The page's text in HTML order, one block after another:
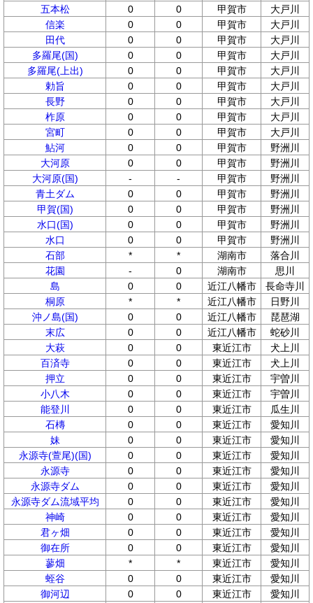
五本松
0 0 甲賀市
大戸川
信楽
0 0 甲賀市
大戸川
田代
0 0 甲賀市
大戸川
多羅尾(国)
0 0 甲賀市
大戸川
多羅尾(上出)
0 0 甲賀市
大戸川
勅旨
0 0 甲賀市
大戸川
長野
0 0 甲賀市
大戸川
柞原
0 0 甲賀市
大戸川
宮町
0 0 甲賀市
大戸川
鮎河
0 0 甲賀市
野洲川
大河原
0 0 甲賀市
野洲川
大河原(国)
- - 甲賀市
野洲川
青土ダム
0 0 甲賀市
野洲川
甲賀(国)
0 0 甲賀市
野洲川
水口(国)
0 0 甲賀市
野洲川
水口
0 0 甲賀市
野洲川
石部
* * 湖南市
落合川
花園
- 0 湖南市
思川
島
0 0 近江八幡市
長命寺川
桐原
* * 近江八幡市
日野川
沖ノ島(国)
0 0 近江八幡市
琵琶湖
末広
0 0 近江八幡市
蛇砂川
大萩
0 0 東近江市
犬上川
百済寺
0 0 東近江市
犬上川
押立
0 0 東近江市
宇曽川
小八木
0 0 東近江市
宇曽川
能登川
0 0 東近江市
瓜生川
石槫
0 0 東近江市
愛知川
妹
0 0 東近江市
愛知川
永源寺(萱尾)(国)
0 0 東近江市
愛知川
永源寺
0 0 東近江市
愛知川
永源寺ダム
0 0 東近江市
愛知川
永源寺ダム流域平均
0 0 東近江市
愛知川
神崎
0 0 東近江市
愛知川
君ヶ畑
0 0 東近江市
愛知川
御在所
0 0 東近江市
愛知川
蓼畑
* * 東近江市
愛知川
蛭谷
0 0 東近江市
愛知川
御河辺
0 0 東近江市
愛知川